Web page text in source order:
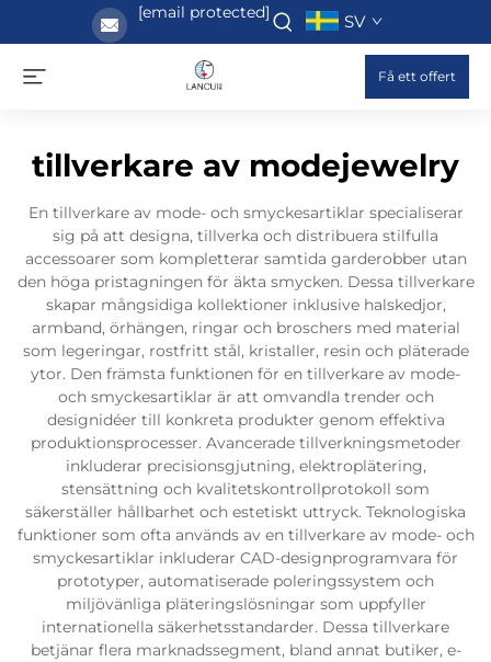
[email protected] SV
Få ett offert
tillverkare av modejewelry
En tillverkare av mode- och smyckesartiklar specialiserar
sig på att designa, tillverka och distribuera stilfulla
accessoarer som kompletterar samtida garderobber utan
den höga pristagningen för äkta smycken. Dessa tillverkare
skapar mångsidiga kollektioner inklusive halskedjor,
armband, örhängen, ringar och broschers med material
som legeringar, rostfritt stål, kristaller, resin och pläterade
ytor. Den främsta funktionen för en tillverkare av mode-
och smyckesartiklar är att omvandla trender och
designidéer till konkreta produkter genom effektiva
produktionsprocesser. Avancerade tillverkningsmetoder
inkluderar precisionsgjutning, elektroplätering,
stensättning och kvalitetskontrollprotokoll som
säkerställer hållbarhet och estetiskt uttryck. Teknologiska
funktioner som ofta används av en tillverkare av mode- och
smyckesartiklar inkluderar CAD-designprogramvara för
prototyper, automatiserade poleringssystem och
miljövänliga pläteringslösningar som uppfyller
internationella säkerhetsstandarder. Dessa tillverkare
betjänar flera marknadssegment, bland annat butiker, e-